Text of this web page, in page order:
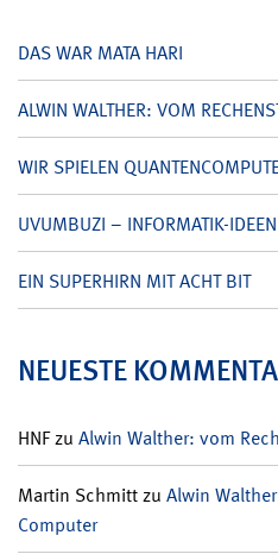
DAS WAR MATA HARI
ALWIN WALTHER: VOM
WIR SPIELEN
UVUMBUZI – INFORMATIK-
EIN SUPERHIRN MIT ACHT BIT
NEUESTE
HNFzu Alwin Walther: vom
Martin Schmittzu Alwin
Computer